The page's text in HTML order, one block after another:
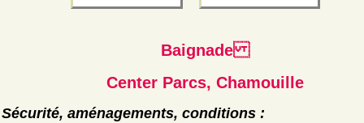
Baignade
Center Parcs, Chamouille
Sécurité, aménagements, conditions :